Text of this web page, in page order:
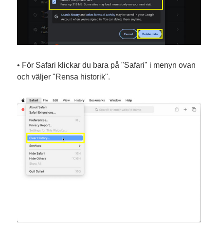
• För Safari klickar du bara på "Safari" i menyn ovan
och väljer "Rensa historik".